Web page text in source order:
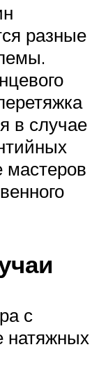
разные
в случае
мастеров
с
натяжных